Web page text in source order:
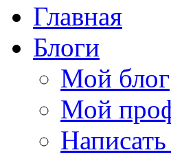
Главная
Блоги
Мой блог
Мой